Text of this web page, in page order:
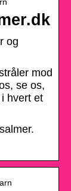
og
mod
se os,
hvert et